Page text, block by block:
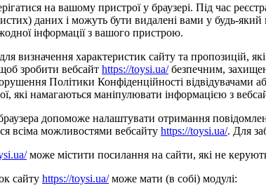
на вашому пристрої у браузері. Під час
даних і можуть бути видалені вами у будь-
інформації з вашого пристрою.
визначення характеристик сайту та пропозицій,
зробити вебсайт https://toysi.ua/безпечним,
Політики Конфіденційності відвідувачами
які намагаються маніпулювати інформацією з
допоможе налаштувати отримання
всіма можливостями вебсайту https://toysi.ua/. Для
може містити посилання на сайти, які не
сайту https://toysi.ua/може мати (в собі) модулі: